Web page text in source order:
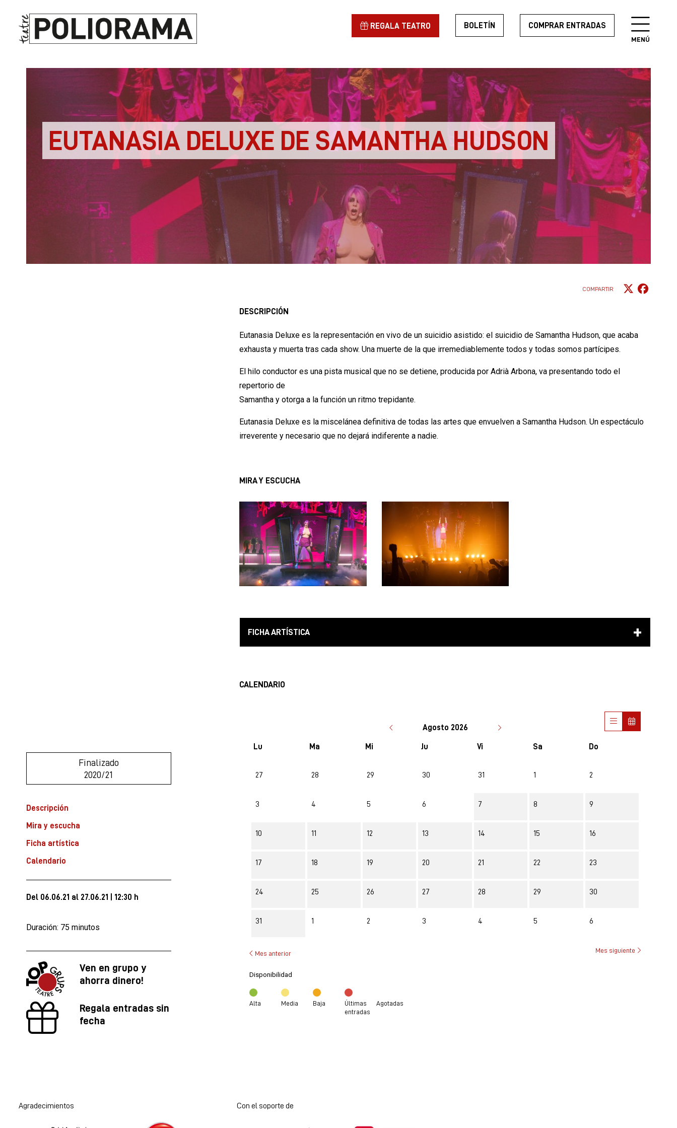
MENÚ
COMPRAR ENTRADAS
BOLETÍN
REGALA TEATRO
EUTANASIA DELUXE DE SAMANTHA HUDSON
COMPARTIR
Finalizado
2020/21
Descripción
Mira y escucha
Ficha artística
Calendario
Del 06.06.21 al 27.06.21 12:30 h
Duración: 75 minutos
Ven en grupo y
ahorra dinero!
Regala entradas sin
fecha
DESCRIPCIÓN
Eutanasia Deluxe es la representación en vivo de un suicidio asistido: el suicidio de Samantha Hudson, que acaba
exhausta y muerta tras cada show. Una muerte de la que irremediablemente todos y todas somos partícipes.
El hilo conductor es una pista musical que no se detiene, producida por Adrià Arbona, va presentando todo el
repertorio de
Samantha y otorga a la función un ritmo trepidante.
Eutanasia Deluxe es la miscelánea definitiva de todas las artes que envuelven a Samantha Hudson. Un espectáculo
irreverente y necesario que no dejará indiferente a nadie.
MIRA Y ESCUCHA
FICHA ARTÍSTICA
CALENDARIO
Agosto 2026
Lu Ma Mi Ju Vi Sa Do
No hay ninguna actividad este mes
27 28 29 30 31 1 2
3 4 5 6 7 8 9
10 11 12 13 14 15 16
17 18 19 20 21 22 23
24 25 26 27 28 29 30
31 1 2 3 4 5 6
Mes anterior Mes siguiente
Disponibilidad
Alta Media Baja
Últimas
entradas
Agotadas
Agradecimientos Con el soporte de